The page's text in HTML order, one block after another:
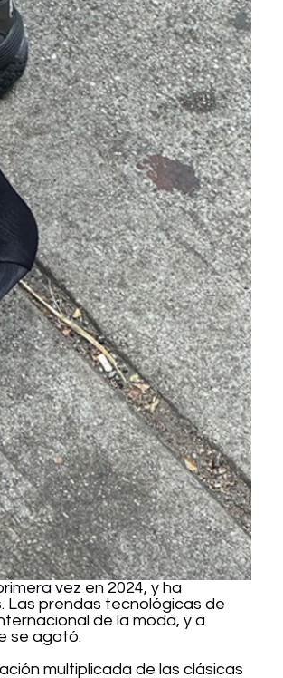
vez en 2024, y ha
Las prendas tecnológicas de
de la moda, y a
se agotó.
multiplicada de las clásicas